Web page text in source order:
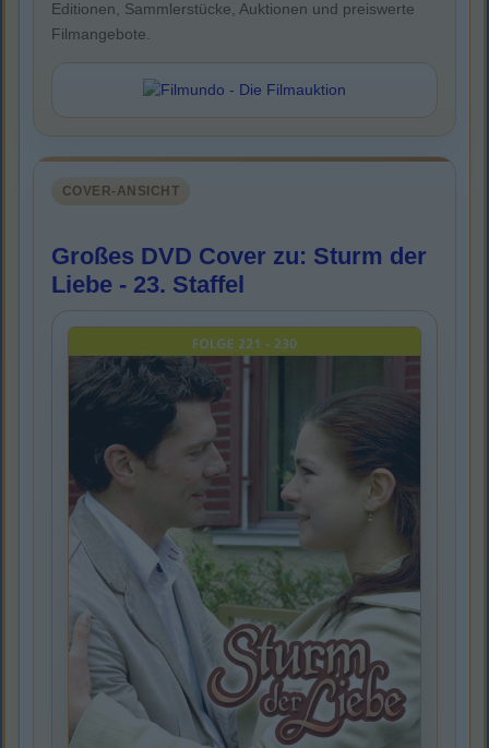
Editionen, Sammlerstücke, Auktionen und preiswerte
Filmangebote.
COVER-ANSICHT
Großes DVD Cover zu: Sturm der
Liebe - 23. Staffel